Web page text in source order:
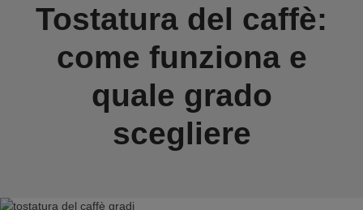
Tostatura del caffè:
come funziona e
quale grado
scegliere